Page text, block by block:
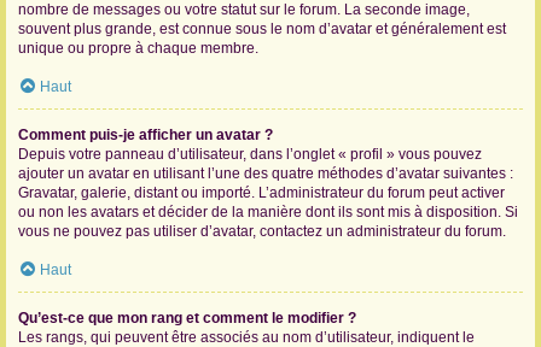
nombre de messages ou votre statut sur le forum. La seconde image,
souvent plus grande, est connue sous le nom d’avatar et généralement est
unique ou propre à chaque membre.
Haut
Comment puis-je afficher un avatar ?
Depuis votre panneau d’utilisateur, dans l’onglet « profil » vous pouvez
ajouter un avatar en utilisant l’une des quatre méthodes d’avatar suivantes :
Gravatar, galerie, distant ou importé. L’administrateur du forum peut activer
ou non les avatars et décider de la manière dont ils sont mis à disposition. Si
vous ne pouvez pas utiliser d’avatar, contactez un administrateur du forum.
Haut
Qu’est-ce que mon rang et comment le modifier ?
Les rangs, qui peuvent être associés au nom d’utilisateur, indiquent le